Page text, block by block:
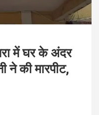
में घर के अंदर
ने की मारपीट,